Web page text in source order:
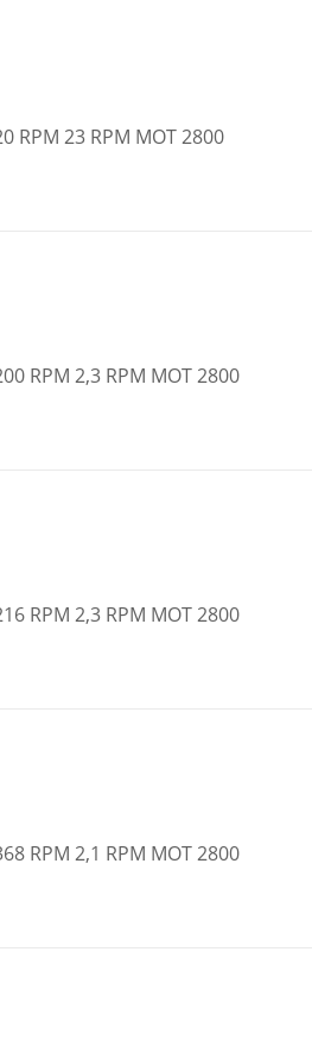
RPM 23 RPM MOT 2800
RPM 2,3 RPM MOT 2800
RPM 2,3 RPM MOT 2800
RPM 2,1 RPM MOT 2800